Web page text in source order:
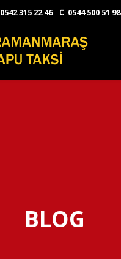
0542 315 22 46 0544 500 51 98
BLOG